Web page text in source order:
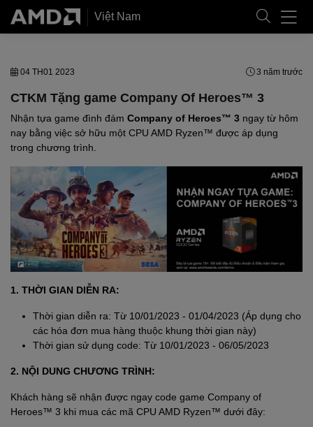
Việt Nam
04 TH01 2023 3 năm trước
CTKM Tặng game Company Of Heroes™ 3
Nhận tựa game đình đám Company of Heroes™ 3 ngay từ hôm
nay bằng việc sở hữu một CPU AMD Ryzen™ được áp dụng
trong chương trình.
1. THỜI GIAN DIỄN RA:
Thời gian diễn ra: Từ 10/01/2023 - 01/04/2023 (Áp dụng cho
các hóa đơn mua hàng thuộc khung thời gian này)
Thời gian sử dụng code: Từ 10/01/2023 - 06/05/2023
2. NỘI DUNG CHƯƠNG TRÌNH:
Khách hàng sẽ nhận được ngay code game Company of
Heroes™ 3 khi mua các mã CPU AMD Ryzen™ dưới đây: